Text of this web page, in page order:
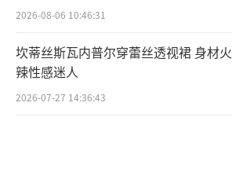
2026-08-06 10:46:31
坎蒂丝斯瓦内普尔穿蕾丝透视裙 身材火
辣性感迷人
2026-07-27 14:36:43